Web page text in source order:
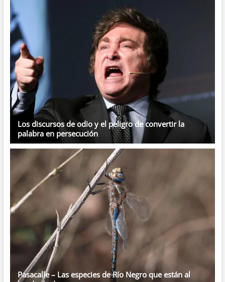
Los discursos de odio y el peligro de convertir la
palabra en persecución
Pasacalle – Las especies de Río Negro que están al